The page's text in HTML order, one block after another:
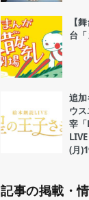
【
台
追
ウ
宰「
(月
記事の掲載・